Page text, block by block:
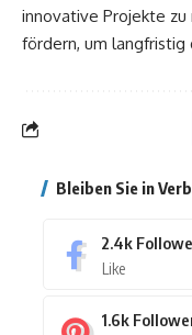
innovative Projekte zu
fördern, um langfristig
Bleiben Sie in
2.4k
Like
1.6k